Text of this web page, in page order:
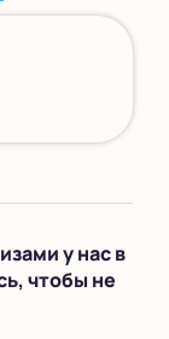
у нас в
чтобы не